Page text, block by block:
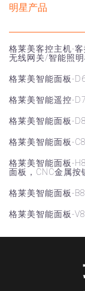
明星产品
格莱美客控主机-
无线网关/智能照
格莱美智能面板-
格莱美智能遥控-
格莱美智能面板-
格莱美智能面板-
格莱美智能面板-
面板，CNC金属按
格莱美智能面板-
格莱美智能面板-